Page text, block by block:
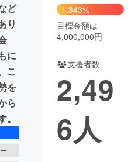
ど
り
に
こ
を
ら
1,343%
目標金額は
4,000,000円
支援者数
2,49
6人